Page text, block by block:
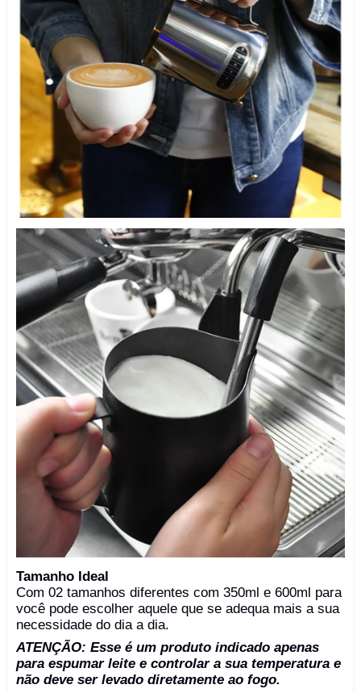
Tamanho Ideal
Com 02 tamanhos diferentes com 350ml e 600ml para
você pode escolher aquele que se adequa mais a sua
necessidade do dia a dia.
ATENÇÃO: Esse é um produto indicado apenas
para espumar leite e controlar a sua temperatura e
não deve ser levado diretamente ao fogo.